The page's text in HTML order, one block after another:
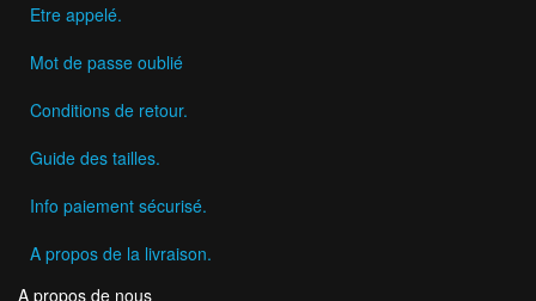
Etre appelé.
Mot de passe oublié
Conditions de retour.
Guide des tailles.
Info paiement sécurisé.
A propos de la livraison.
A propos de nous